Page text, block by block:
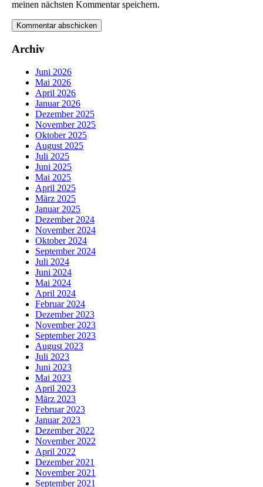
meinen nächsten Kommentar speichern.
Archiv
Juni 2026
Mai 2026
April 2026
Januar 2026
Dezember 2025
November 2025
Oktober 2025
August 2025
Juli 2025
Juni 2025
Mai 2025
April 2025
März 2025
Januar 2025
Dezember 2024
November 2024
Oktober 2024
September 2024
Juli 2024
Juni 2024
Mai 2024
April 2024
Februar 2024
Dezember 2023
November 2023
September 2023
August 2023
Juli 2023
Juni 2023
Mai 2023
April 2023
März 2023
Februar 2023
Januar 2023
Dezember 2022
November 2022
April 2022
Dezember 2021
November 2021
September 2021